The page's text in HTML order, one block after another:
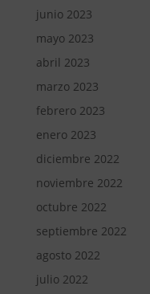
junio 2023
mayo 2023
abril 2023
marzo 2023
febrero 2023
enero 2023
diciembre 2022
noviembre 2022
octubre 2022
septiembre 2022
agosto 2022
julio 2022